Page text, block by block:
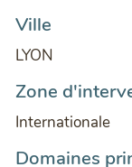
Ville
LYON
Zone
Internationale
Domaines